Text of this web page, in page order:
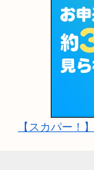
【スカパー！